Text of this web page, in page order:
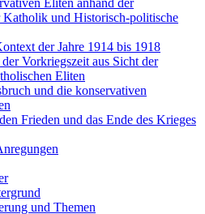
Eliten anhand der
Katholik und Historisch-politische
der Jahre 1914 bis 1918
Vorkriegszeit aus Sicht der
Eliten
und die konservativen
Frieden und das Ende des Krieges
und Themen